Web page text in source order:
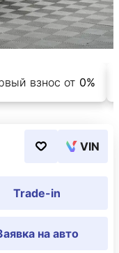
взнос от 0%
VIN
Trade-in
на авто